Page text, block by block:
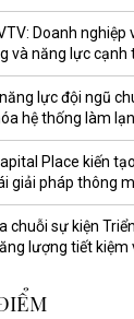
Doanh nghiệp
và năng lực cạnh
lực đội ngũ
hệ thống làm
Place kiến
giải pháp thông
chuỗi sự kiện
lượng tiết kiệm